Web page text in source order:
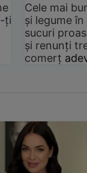
ți
Cele mai
și legume
sucuri
și renunți
comerț